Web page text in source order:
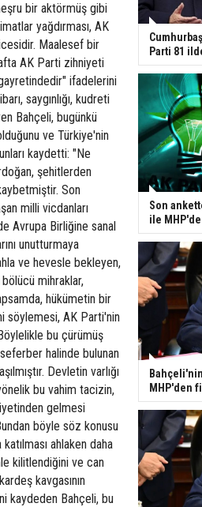
bir aktörmüş gibi
yağdırması, AK
Maalesef bir
AK Parti zihniyeti
ifadelerini
saygınlığı, kudreti
Bahçeli, bugünkü
ve Türkiye'nin
kaydetti: "Ne
şehitlerden
Son
milli vicdanları
Avrupa Birliğine sanal
unutturmaya
ve hevesle bekleyen,
mihraklar,
hükümetin bir
söylemesi, AK Parti'nin
bu çürümüş
halinde bulunan
Devletin varlığı
bu vahim tacizin,
gelmesi
böyle söz konusu
ahlaken daha
kilitlendiğini ve can
kavgasının
kaydeden Bahçeli, bu
Parti 81
Son
ile MHP'de
MHP'den